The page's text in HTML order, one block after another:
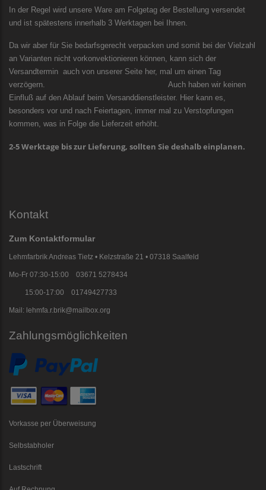
In der Regel wird unsere Ware am Folgetag der Bestellung versendet
und ist spätestens innerhalb 3 Werktagen bei Ihnen.
Da wir aber für Sie bedarfsgerecht verpacken und somit bei der Vielzahl
an Varianten nicht vorkonvektionieren können, kann sich der
Versandtermin auch von unserer Seite her, mal um einen Tag
verzögern. Auch haben wir keinen
Einfluß auf den Ablauf beim Versanddienstleister. Hier kann es,
besonders vor und nach Feiertagen, immer mal zu Verstopfungen
kommen, was in Folge die Lieferzeit erhöht.
2-5 Werktage bis zur Lieferung, sollten Sie deshalb einplanen.
Kontakt
Zum Kontaktformular
Lehmfarbrik Andreas Tietz • Kelzstraße 21 • 07318 Saalfeld
Mo-Fr 07:30-15:00 03671 5278434
15:00-17:00 01749427733
Mail: lehmfa.r.brik@mailbox.org
Zahlungsmöglichkeiten
Vorkasse per Überweisung
Selbstabholer
Lastschrift